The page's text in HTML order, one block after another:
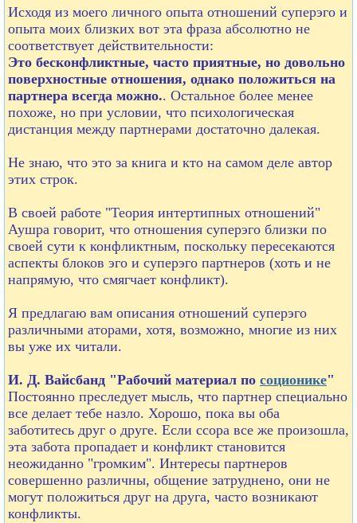
Исходя из моего личного опыта отношений суперэго и
опыта моих близких вот эта фраза абсолютно не
соответствует действительности:
Это бесконфликтные, часто приятные, но довольно
поверхностные отношения, однако положиться на
партнера всегда можно.. Остальное более менее
похоже, но при условии, что психологическая
дистанция между партнерами достаточно далекая.
Не знаю, что это за книга и кто на самом деле автор
этих строк.
В своей работе "Теория интертипных отношений"
Аушра говорит, что отношения суперэго близки по
своей сути к конфликтным, поскольку пересекаются
аспекты блоков эго и суперэго партнеров (хоть и не
напрямую, что смягчает конфликт).
Я предлагаю вам описания отношений суперэго
различными аторами, хотя, возможно, многие из них
вы уже их читали.
И. Д. Вайсбанд "Рабочий материал по соционике"
Постоянно преследует мысль, что партнер специально
все делает тебе назло. Хорошо, пока вы оба
заботитесь друг о друге. Если ссора все же произошла,
эта забота пропадает и конфликт становится
неожиданно "громким". Интересы партнеров
совершенно различны, общение затруднено, они не
могут положиться друг на друга, часто возникают
конфликты.